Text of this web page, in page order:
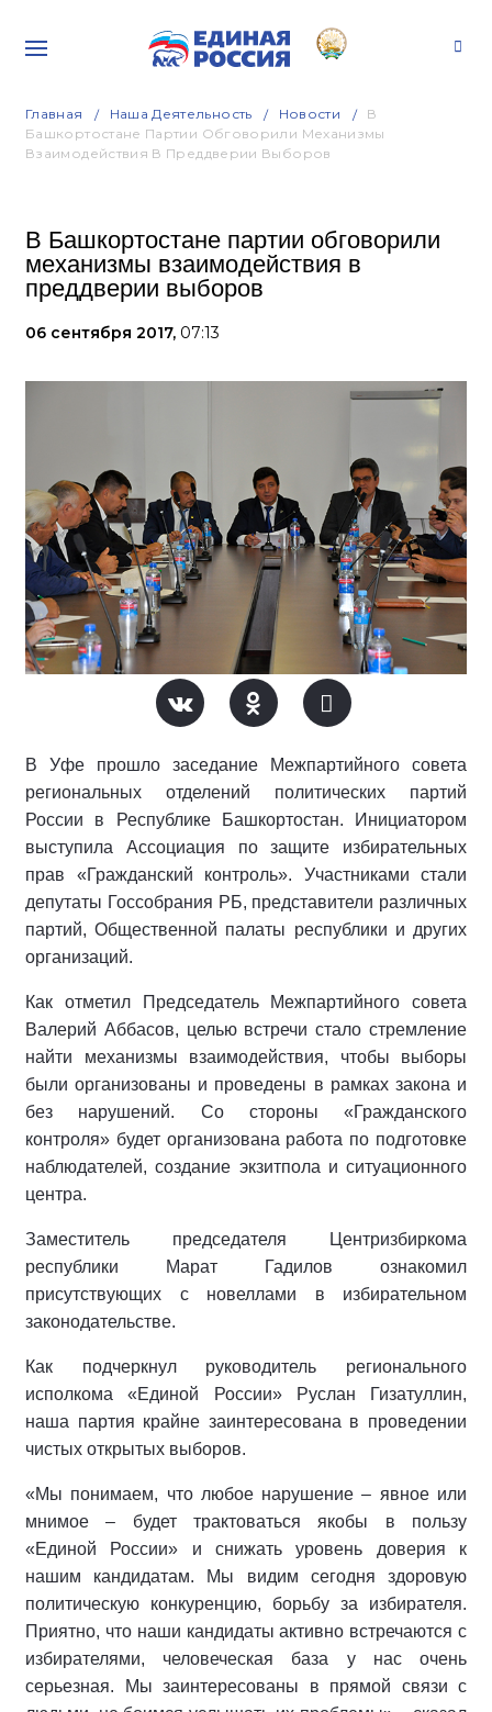
Главная Наша Деятельность Новости
В
Башкортостане Партии Обговорили Механизмы
Взаимодействия В Преддверии Выборов
В Башкортостане партии обговорили
механизмы взаимодействия в
преддверии выборов
06 сентября 2017, 07:13
В Уфе прошло заседание Межпартийного совета
региональных отделений политических партий
России в Республике Башкортостан. Инициатором
выступила Ассоциация по защите избирательных
прав «Гражданский контроль». Участниками стали
депутаты Госсобрания РБ, представители различных
партий, Общественной палаты республики и других
организаций.
Как отметил Председатель Межпартийного совета
Валерий Аббасов, целью встречи стало стремление
найти механизмы взаимодействия, чтобы выборы
были организованы и проведены в рамках закона и
без нарушений. Со стороны «Гражданского
контроля» будет организована работа по подготовке
наблюдателей, создание экзитпола и ситуационного
центра.
Заместитель председателя Центризбиркома
республики Марат Гадилов ознакомил
присутствующих с новеллами в избирательном
законодательстве.
Как подчеркнул руководитель регионального
исполкома «Единой России» Руслан Гизатуллин,
наша партия крайне заинтересована в проведении
чистых открытых выборов.
«Мы понимаем, что любое нарушение – явное или
мнимое – будет трактоваться якобы в пользу
«Единой России» и снижать уровень доверия к
нашим кандидатам. Мы видим сегодня здоровую
политическую конкуренцию, борьбу за избирателя.
Приятно, что наши кандидаты активно встречаются с
избирателями, человеческая база у нас очень
серьезная. Мы заинтересованы в прямой связи с